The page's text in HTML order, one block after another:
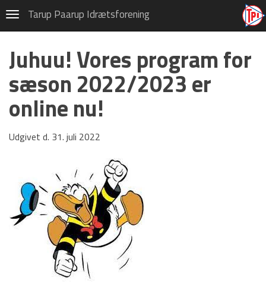
NavigationTarup Paarup Idrætsforening
Gymnastik
CSV Hallen, Højstrup
Frivillig i TPI
Gymnastikskole 2026
Privatlivspolitik (GDPR)
Tons og Tummel
Kalender
Bestyrelsen
Børnehold
Grand Prix Hold
Voksenhold
Juhuu! Vores program for
sæson 2022/2023 er
online nu!
Udgivet d. 31. juli 2022